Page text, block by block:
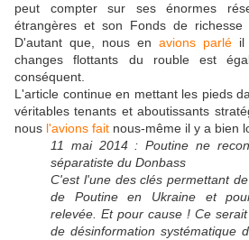
peut compter sur ses énormes
étrangères et son Fonds de
D'autant que, nous en avions parléil
changes flottants du rouble est
conséquent.
L'article continue en mettant les pieds
véritables tenants et aboutissants
nous l'avions fait nous-même il y a bien
11 mai 2014 : Poutine ne
séparatiste du Donbass
C'est l'une des clés permettant
de Poutine en Ukraine et
relevée. Et pour cause ! Ce
de désinformation systématique